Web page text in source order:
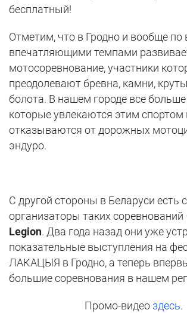
бесплатный!
Отметим, что в Гродно и вообще по
впечатляющими темпами
мотосоревнование, участники
преодолевают бревна, камни,
болота. В нашем городе все больше
которые увлекаются этим спортом
отказываются от дорожных
эндуро.
С другой стороны в Беларуси есть
организаторы таких соревнований
Legion. Два года назад они уже
показательные выступления на
ЛАКАЦЫЯ в Гродно, а теперь
большие соревнования в нашем
Промо-видео здесь.